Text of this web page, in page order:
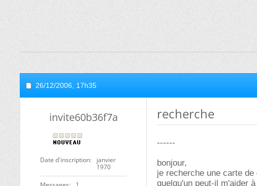
26/12/2006, 17h35
invite60b36f7a
Date d'inscription
janvier
1970
recherche
------
bonjour,
je recherche une carte
quelqu'un peut-il m'aider